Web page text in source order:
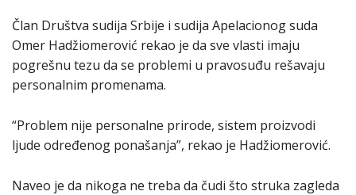
Član Društva sudija Srbije i sudija Apelacionog suda
Omer Hadžiomerović rekao je da sve vlasti imaju
pogrešnu tezu da se problemi u pravosuđu rešavaju
personalnim promenama.
“Problem nije personalne prirode, sistem proizvodi
ljude određenog ponašanja”, rekao je Hadžiomerović.
Naveo je da nikoga ne treba da čudi što struka zagleda